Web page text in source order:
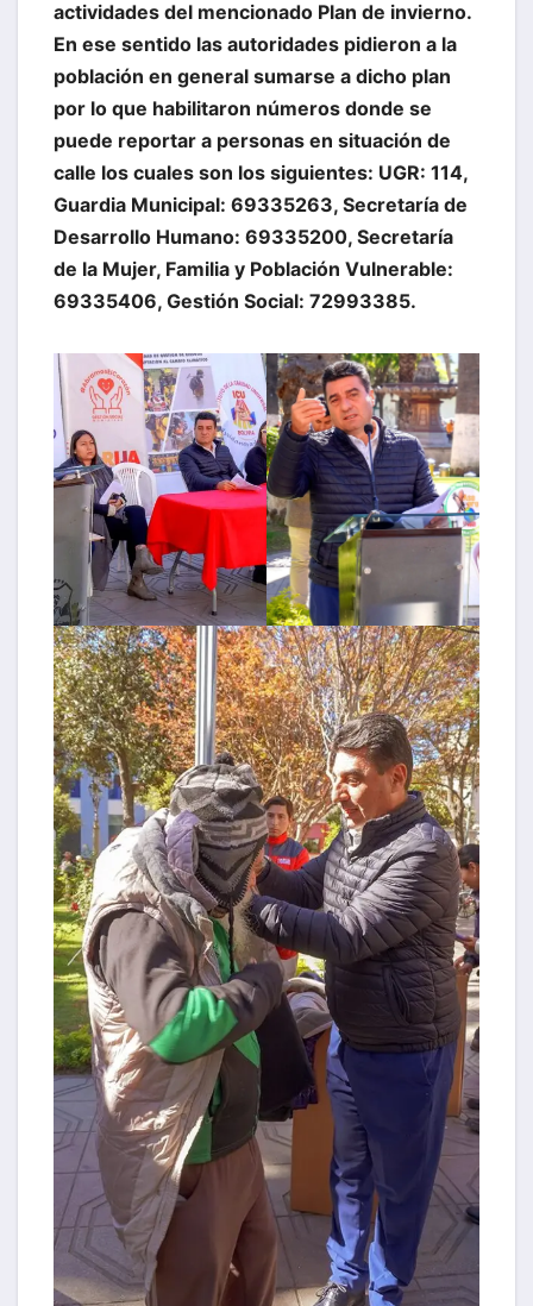
actividades del mencionado Plan de invierno.
En ese sentido las autoridades pidieron a la
población en general sumarse a dicho plan
por lo que habilitaron números donde se
puede reportar a personas en situación de
calle los cuales son los siguientes: UGR: 114,
Guardia Municipal: 69335263, Secretaría de
Desarrollo Humano: 69335200, Secretaría
de la Mujer, Familia y Población Vulnerable:
69335406, Gestión Social: 72993385.